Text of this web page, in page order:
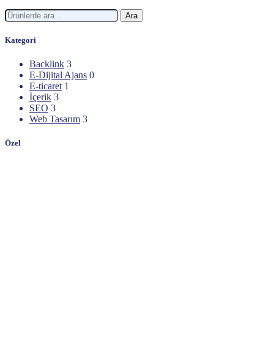
Ara: Ara
Kategori
Backlink 3
E-Dijital Ajans 0
E-ticaret 1
İçerik 3
SEO 3
Web Tasarım 3
Özel